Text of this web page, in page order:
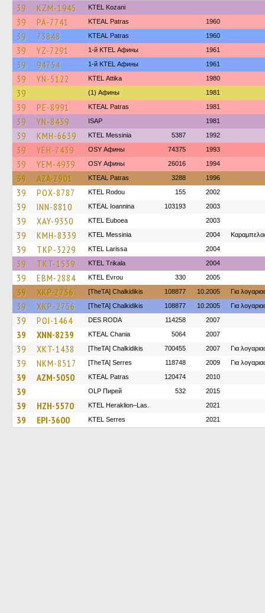
39 KZM-1945 ΚΤΕL Kozani
39 PA-7741 KTEAL Patras 1960
39 73848 KTEAL Patras 1960
39 YZ-7291 1-й KTEL Афины 1961
39 94754 1-й KTEL Афины 1961
39 YN-5122 KΤΕL Αttika 1980
39 (1) Афины 1981
39 PE-8991 KTEAL Patras 1981
39 YN-8439 ISAP 1981
39 KMH-6639 KTEL Messinia 5387 1992
39 YEH-7439 OSY Афины 74375 1993
39 YEM-4939 OSY Афины 26016 1994
39 AZA-2901 KTEAL Patras 3288 1996
39 POX-8787 ΚΤΕL Rodou 155 2002
39 INN-8810 KTEAL Ioannina 103193 2003
39 XAY-9350 ΚΤΕL Euboea 2003
39 KMH-8339 KTEL Messinia 2004
39 TKP-3229 KTEL Larissa 2004
39 TKT-1539 ΚΤΕL Τrikala 2004
39 EBM-2884 KTEL Evrou 330 2005
39 XKP-2756 [TheTA] Chalkidikis 108877 10.2005 Για
39 XKP-2756 [TheTA] Chalkidikis 108877 10.2005 Για
39 POI-1464 DES RODA 114258 2007
39 XNN-8239 KTEAL Chania 5064 2007
39 XKT-1438 [TheTA] Chalkidikis 700455 2007 Για
39 NKM-8517 [TheTA] Serres 118748 2009 Για
39 AZM-5050 KTEAL Patras 120474 2010
39 OLP Пирей 532 2015
39 HZH-5570 KTEL Heraklion–Las. 2021
39 EPI-3600 KTEL Serres 2021